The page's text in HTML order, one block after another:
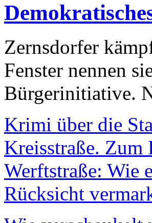
Zernsdorfer
Fenster nennen
Bürgerinitiative.
Krimi über die
Kreisstraße. Zum
Werftstraße: Wie
Rücksicht